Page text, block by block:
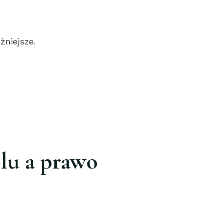
a prawo